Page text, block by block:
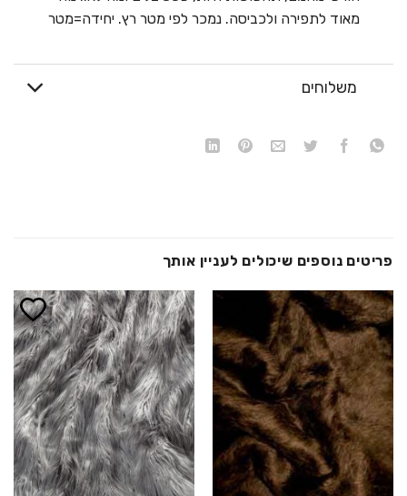
מאוד לתפירה ולכביסה. נמכר לפי מטר רץ. יחידה=מטר
משלוחים
פריטים נוספים שיכולים לעניין אותך
הוסף ל
WISHLIST
הוסף ל
WISHLIST